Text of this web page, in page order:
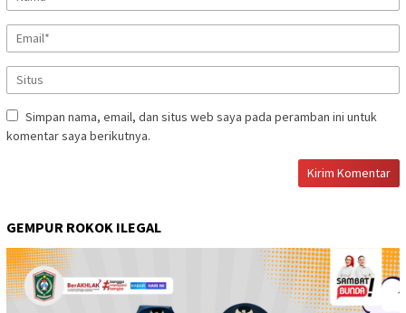
Simpan nama, email, dan situs web saya pada peramban ini untuk
komentar saya berikutnya.
GEMPUR ROKOK ILEGAL